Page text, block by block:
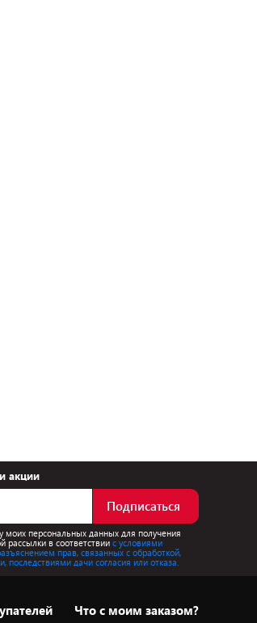
акции
Подписаться
моих персональных данных для получения
рассылки в соответствиис условиями
прав, связанных с обработкой,
последствиями дачи согласия или отказа.
Что с моим заказом?